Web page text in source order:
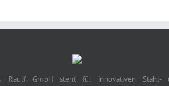
Raulf GmbH steht für innovativen Stahl-